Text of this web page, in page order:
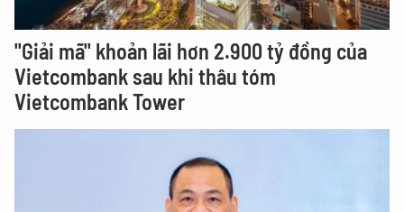
"Giải mã" khoản lãi hơn 2.900 tỷ đồng của
Vietcombank sau khi thâu tóm
Vietcombank Tower